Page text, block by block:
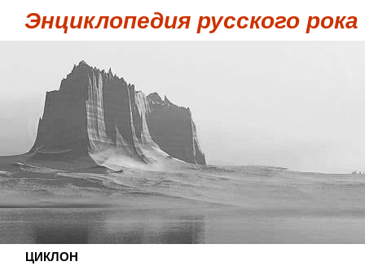
Энциклопедия русского рока
ЦИКЛОН